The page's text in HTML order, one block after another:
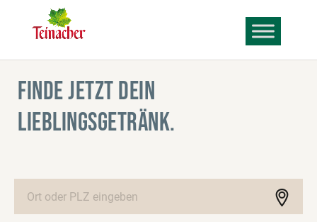
FINDE JETZT DEIN
LIEBLINGSGETRÄNK.